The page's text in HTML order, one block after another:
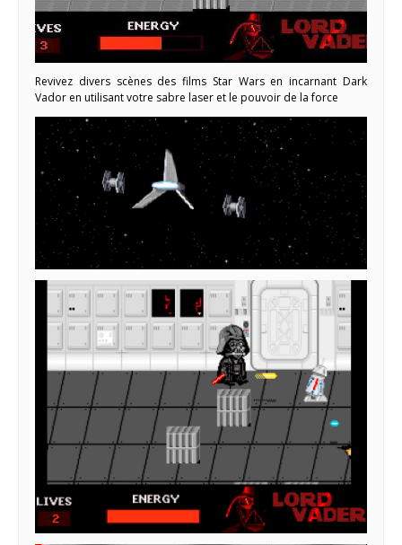
Revivez divers scènes des films Star Wars en incarnant Dark
Vador en utilisant votre sabre laser et le pouvoir de la force